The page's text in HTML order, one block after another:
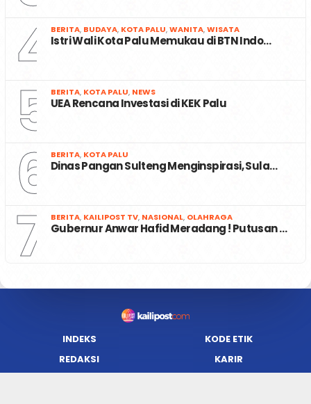
4 BERITA, BUDAYA, KOTA PALU,WANITA,WISATA
Istri Wali Kota Palu Memukau di BTN Indo…
5 BERITA, KOTA PALU, NEWS
UEA Rencana Investasi di KEK Palu
6 BERITA, KOTA PALU
Dinas Pangan Sulteng Menginspirasi, Sula…
7 BERITA, KAILIPOST TV, NASIONAL, OLAHRAGA
Gubernur Anwar Hafid Meradang ! Putusan …
INDEKS
KODE ETIK
REDAKSI
KARIR